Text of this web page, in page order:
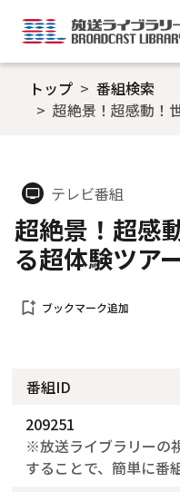
トップ
番組検索
超絶景！超感動！
tv テレビ番組
超絶景！超感
る超体験ツア
bookmark_add ブックマーク追加
番組ID
209251
※放送ライブラリーの
することで、簡単に番